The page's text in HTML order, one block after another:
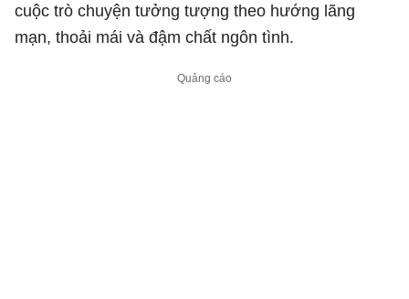
cuộc trò chuyện tưởng tượng theo hướng lãng
mạn, thoải mái và đậm chất ngôn tình.